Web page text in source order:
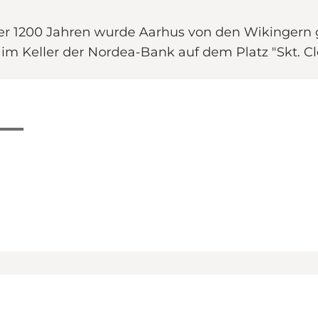
1200 Jahren wurde Aarhus von den
Keller der Nordea-Bank auf dem Platz "Skt.